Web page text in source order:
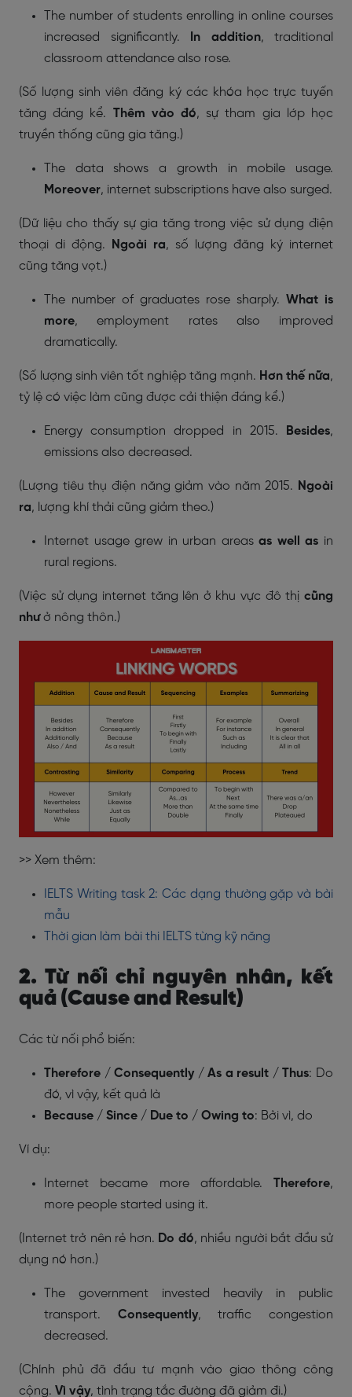
The number of students enrolling in online courses
increased significantly.
In addition, traditional
classroom attendance also rose.
(Số lượng sinh viên đăng ký các khóa học trực tuyến
tăng đáng kể. Thêm vào đó, sự tham gia lớp học
truyền thống cũng gia tăng.)
The data shows a growth in mobile usage.
Moreover, internet subscriptions have also surged.
(Dữ liệu cho thấy sự gia tăng trong việc sử dụng điện
thoại di động.
Ngoài ra, số lượng đăng ký internet
cũng tăng vọt.)
The number of graduates rose sharply. What is
more, employment rates also improved
dramatically.
(Số lượng sinh viên tốt nghiệp tăng mạnh. Hơn thế nữa,
tỷ lệ có việc làm cũng được cải thiện đáng kể.)
Energy consumption dropped in 2015. Besides,
emissions also decreased.
(Lượng tiêu thụ điện năng giảm vào năm 2015. Ngoài
ra, lượng khí thải cũng giảm theo.)
Internet usage grew in urban areasas well as in
rural regions.
(Việc sử dụng internet tăng lên ở khu vực đô thị cũng
nhưở nông thôn.)
>> Xem thêm:
IELTS Writing task 2: Các dạng thường gặp và bài
mẫu
Thời gian làm bài thi IELTS từng kỹ năng
2. Từ nối chỉ nguyên nhân, kết
quả (Cause and Result)
Các từ nối phổ biến:
Therefore / Consequently / As a result / Thus: Do
đó, vì vậy, kết quả là
Because / Since / Due to / Owing to: Bởi vì, do
Ví dụ:
Internet became more affordable. Therefore,
more people started using it.
(Internet trở nên rẻ hơn. Do đó, nhiều người bắt đầu sử
dụng nó hơn.)
The government invested heavily in public
transport. Consequently, traffic congestion
decreased.
(Chính phủ đã đầu tư mạnh vào giao thông công
cộng. Vì vậy, tình trạng tắc đường đã giảm đi.)